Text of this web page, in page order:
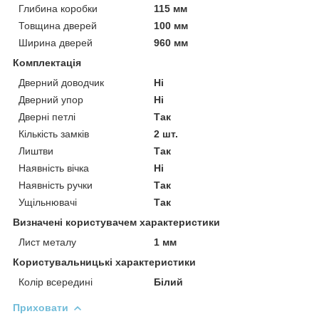
Глибина коробки
115 мм
Товщина дверей
100 мм
Ширина дверей
960 мм
Комплектація
Дверний доводчик
Ні
Дверний упор
Ні
Дверні петлі
Так
Кількість замків
2 шт.
Лиштви
Так
Наявність вічка
Ні
Наявність ручки
Так
Ущільнювачі
Так
Визначені користувачем характеристики
Лист металу
1 мм
Користувальницькі характеристики
Колір всередині
Білий
Приховати